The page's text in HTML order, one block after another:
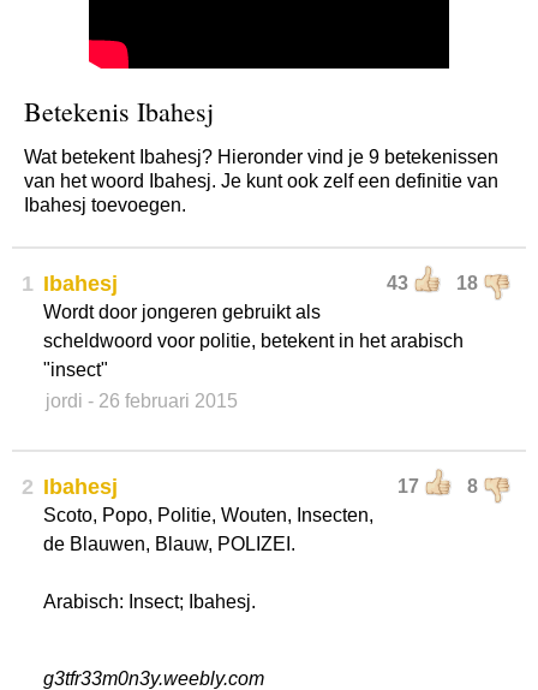
Betekenis Ibahesj
Wat betekent Ibahesj? Hieronder vind je 9 betekenissen
van het woord Ibahesj. Je kunt ook zelf een definitie van
Ibahesj toevoegen.
1 43 18
Ibahesj
Wordt door jongeren gebruikt als
scheldwoord voor politie, betekent in het arabisch
"insect"
jordi - 26 februari 2015
2 17 8
Ibahesj
Scoto, Popo, Politie, Wouten, Insecten,
de Blauwen, Blauw, POLIZEI.
Arabisch: Insect; Ibahesj.
g3tfr33m0n3y.weebly.com